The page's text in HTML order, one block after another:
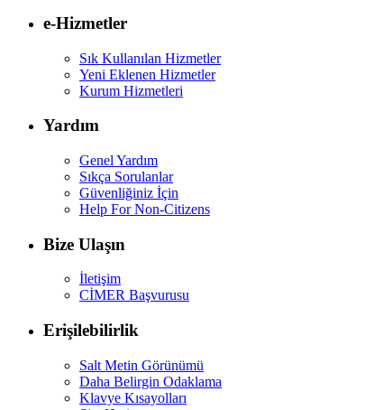
e-Hizmetler
Sık Kullanılan Hizmetler
Yeni Eklenen Hizmetler
Kurum Hizmetleri
Yardım
Genel Yardım
Sıkça Sorulanlar
Güvenliğiniz İçin
Help For Non-Citizens
Bize Ulaşın
İletişim
CİMER Başvurusu
Erişilebilirlik
Salt Metin Görünümü
Daha Belirgin Odaklama
Klavye Kısayolları